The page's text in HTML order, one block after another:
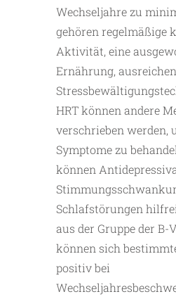
Wechseljahre zu
gehören regelmäßige
Aktivität, eine
Ernährung,
HRT können andere
verschrieben werden,
Symptome zu
können
Schlafstörungen
aus der Gruppe der B-
können sich
positiv bei